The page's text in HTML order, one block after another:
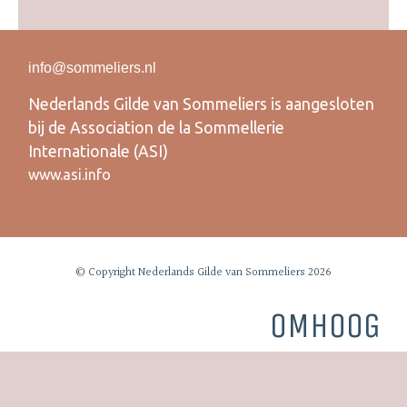
info@sommeliers.nl
Nederlands Gilde van Sommeliers is aangesloten
bij de Association de la Sommellerie
Internationale (ASI)
www.asi.info
© Copyright Nederlands Gilde van Sommeliers 2026
OMHOOG